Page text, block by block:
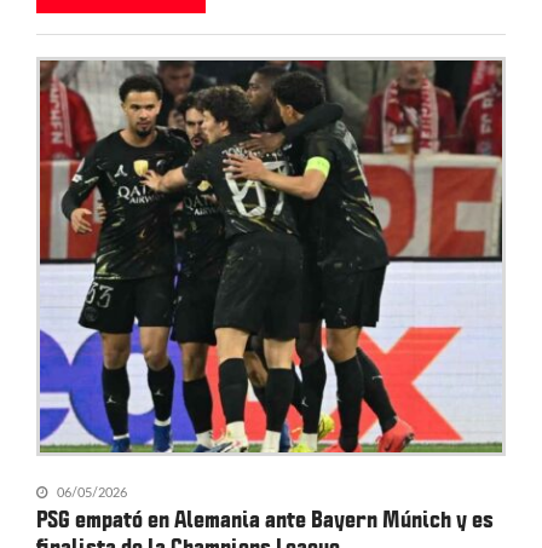
06/05/2026
PSG empató en Alemania ante Bayern Múnich y es